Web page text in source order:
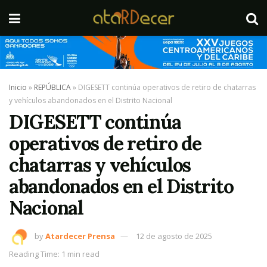
Inicio » REPÚBLICA» DIGESETT continúa operativos de retiro de chatarras
y vehículos abandonados en el Distrito Nacional
DIGESETT continúa
operativos de retiro de
chatarras y vehículos
abandonados en el Distrito
Nacional
byAtardecer Prensa
12 de agosto de 2025
Reading Time: 1 min read